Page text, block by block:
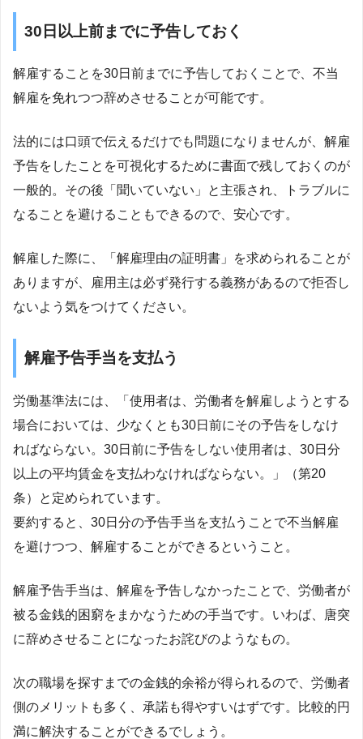
30日以上前までに予告しておく
解雇することを30日前までに予告しておくことで、不当
解雇を免れつつ辞めさせることが可能です。
法的には口頭で伝えるだけでも問題になりませんが、解雇
予告をしたことを可視化するために書面で残しておくのが
一般的。その後「聞いていない」と主張され、トラブルに
なることを避けることもできるので、安心です。
解雇した際に、「解雇理由の証明書」を求められることが
ありますが、雇用主は必ず発行する義務があるので拒否し
ないよう気をつけてください。
解雇予告手当を支払う
労働基準法には、「使用者は、労働者を解雇しようとする
場合においては、少なくとも30日前にその予告をしなけ
ればならない。30日前に予告をしない使用者は、30日分
以上の平均賃金を支払わなければならない。」（第20
条）と定められています。
要約すると、30日分の予告手当を支払うことで不当解雇
を避けつつ、解雇することができるということ。
解雇予告手当は、解雇を予告しなかったことで、労働者が
被る金銭的困窮をまかなうための手当です。いわば、唐突
に辞めさせることになったお詫びのようなもの。
次の職場を探すまでの金銭的余裕が得られるので、労働者
側のメリットも多く、承諾も得やすいはずです。比較的円
満に解決することができるでしょう。